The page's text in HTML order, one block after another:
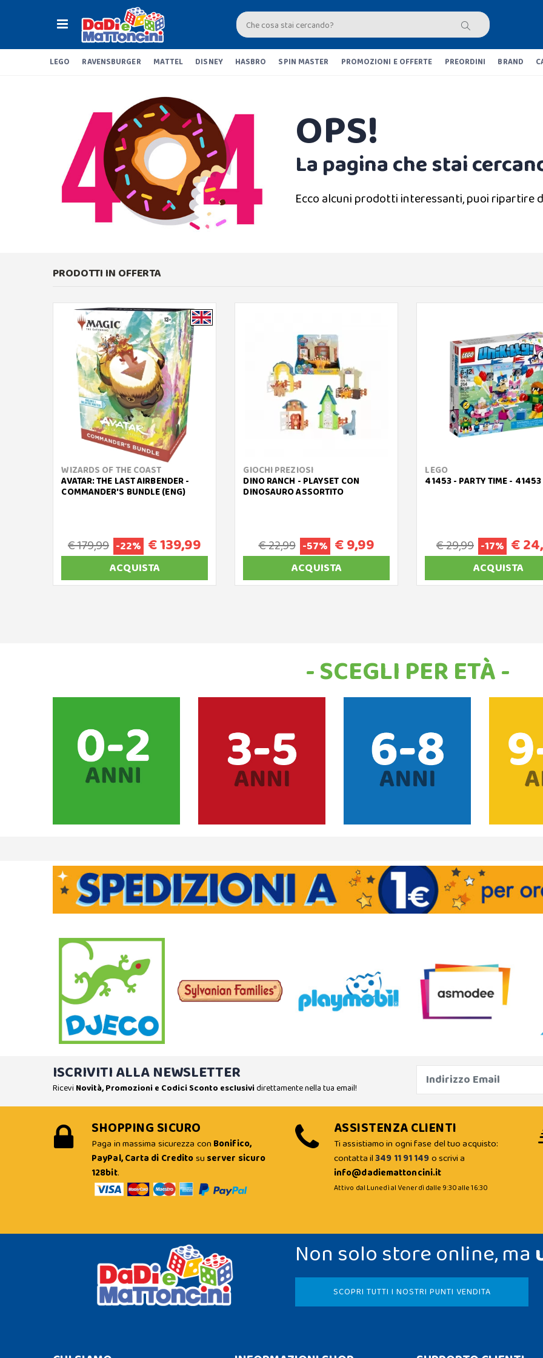
LEGO RAVENSBURGER MATTEL DISNEY HASBRO SPIN MASTER PROMOZIONI E OFFERTE PREORDINI BRAND
OPS!
La pagina che stai
Ecco alcuni prodotti interessanti, puoi ripartire
PRODOTTI IN OFFERTA
WIZARDS OF THE COAST
AVATAR: THE LAST AIRBENDER -
COMMANDER'S BUNDLE (ENG)
€ 179,99 -22% € 139,99
ACQUISTA
GIOCHI PREZIOSI
DINO RANCH - PLAYSET CON
DINOSAURO ASSORTITO
€ 22,99 -57% € 9,99
ACQUISTA
LEGO
41453 - PARTY TIME - 41453
€ 29,99 -17% €
ACQUISTA
- SCEGLI PER ETÀ -
ISCRIVITI ALLA NEWSLETTER
Ricevi Novità, Promozioni e Codici Sconto esclusividirettamente nella tua email!
SHOPPING SICURO
Paga in massima sicurezza con Bonifico,
PayPal, Carta di Creditosu server sicuro
128bit.
ASSISTENZA CLIENTI
Ti assistiamo in ogni fase del tuo acquisto:
contatta il349 11 91 149o scrivi a
info@dadiemattoncini.it
Attivo dal Lunedì al Venerdì dalle 9:30 alle 16:30
Non solo store online, ma
SCOPRI TUTTI I NOSTRI PUNTI VENDITA